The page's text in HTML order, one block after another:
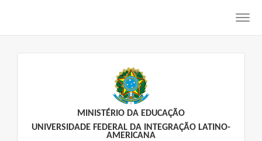
MINISTÉRIO DA EDUCAÇÃO
UNIVERSIDADE FEDERAL DA INTEGRAÇÃO LATINO-
AMERICANA